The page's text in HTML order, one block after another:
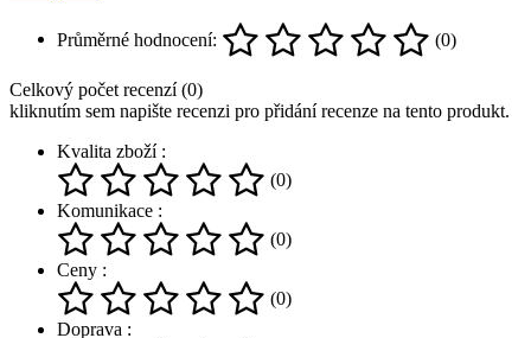
Průměrné hodnocení: (0)
Celkový počet recenzí (0)
kliknutím sem napište recenzi pro přidání recenze na tento produkt.
Kvalita zboží :
(0)
Komunikace :
(0)
Ceny :
(0)
Doprava :